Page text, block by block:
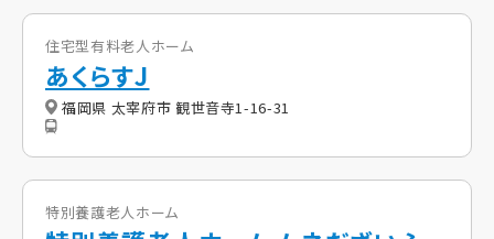
住宅型有料老人ホーム
あくらすJ
福岡県 太宰府市 観世音寺1-16-31
特別養護老人ホーム